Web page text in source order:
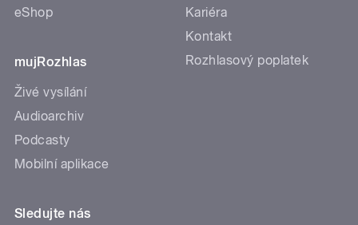
eShop
mujRozhlas
Živé vysílání
Audioarchiv
Podcasty
Mobilní aplikace
Kariéra
Kontakt
Rozhlasový poplatek
Sledujte nás